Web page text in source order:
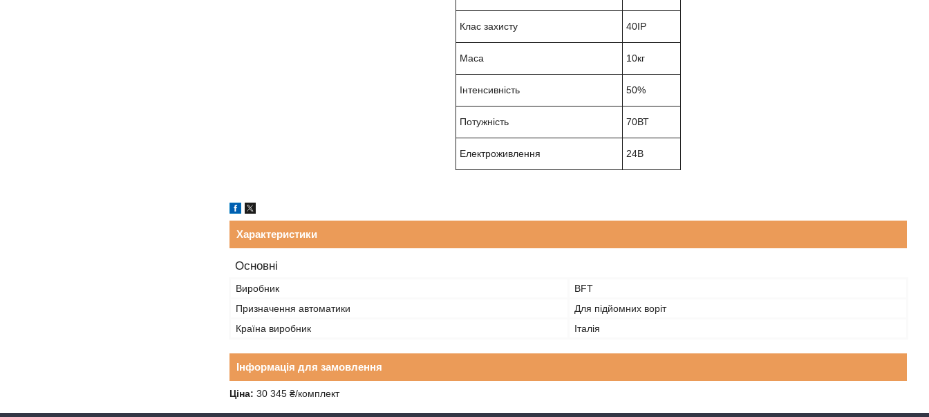
Клас захисту 40IP
Маса 10кг
Інтенсивність 50%
Потужність 70ВТ
Електроживлення 24В
Характеристики
Основні
Виробник
BFT
Призначення автоматики
Для підйомних воріт
Країна виробник
Італія
Інформація для замовлення
Ціна: 30 345 ₴/комплект